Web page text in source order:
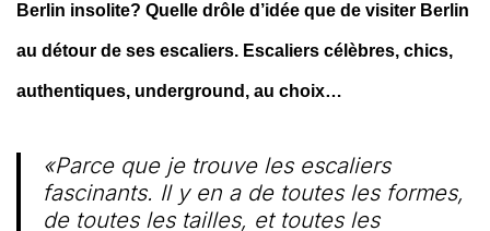
Berlin insolite? Quelle drôle d’idée que de visiter Berlin
au détour de ses escaliers. Escaliers célèbres, chics,
authentiques, underground, au choix…
«Parce que je trouve les escaliers
fascinants. Il y en a de toutes les formes,
de toutes les tailles, et toutes les